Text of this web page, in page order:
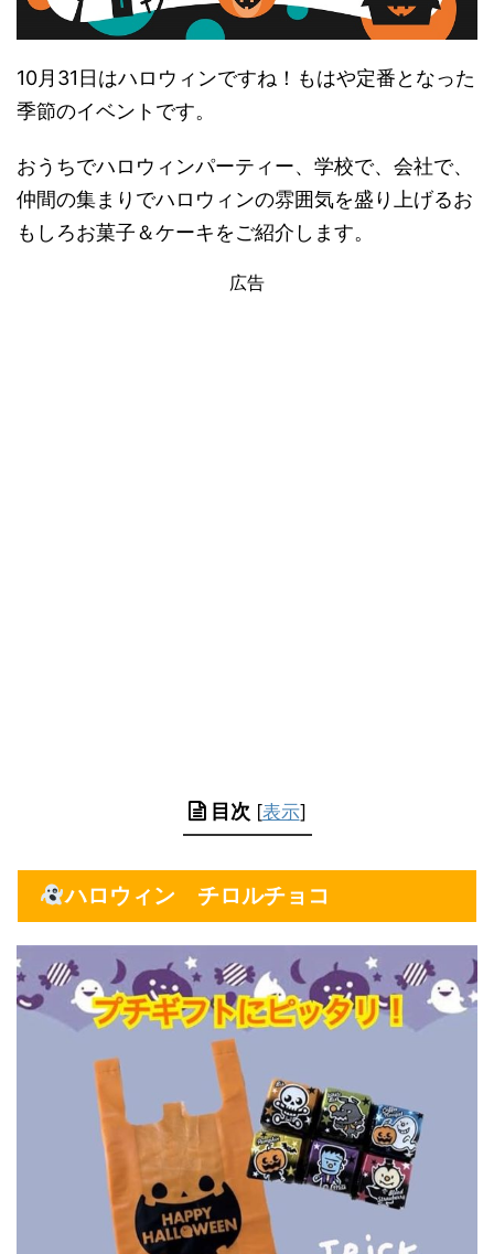
10月31日はハロウィンですね！もはや定番となった
季節のイベントです。
おうちでハロウィンパーティー、学校で、会社で、
仲間の集まりでハロウィンの雰囲気を盛り上げるお
もしろお菓子＆ケーキをご紹介します。
広告
目次 [表示]
ハロウィン チロルチョコ